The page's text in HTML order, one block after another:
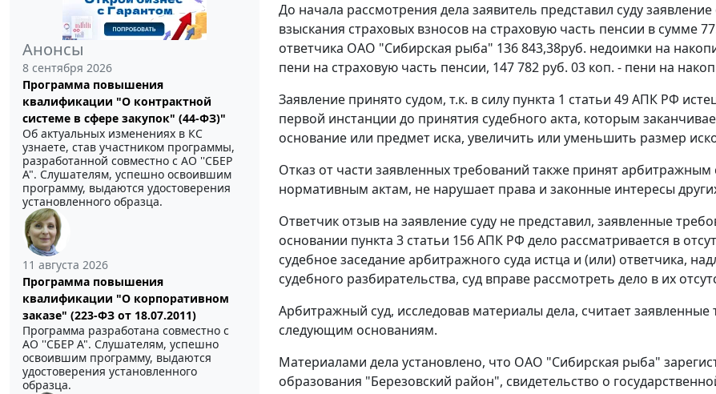
Анонсы
8 сентября 2026
Программа повышения
квалификации "О контрактной
системе в сфере закупок" (44-ФЗ)"
Об актуальных изменениях в КС
узнаете, став участником программы,
разработанной совместно с АО ''СБЕР
А". Слушателям, успешно освоившим
программу, выдаются удостоверения
установленного образца.
11 августа 2026
Программа повышения
квалификации "О корпоративном
заказе" (223-ФЗ от 18.07.2011)
Программа разработана совместно с
АО ''СБЕР А". Слушателям, успешно
освоившим программу, выдаются
удостоверения установленного
образца.
До начала рассмотрения дела заявитель представил суду
взыскания страховых взносов на страховую часть пенсии в сумме
ответчика ОАО "Сибирская рыба" 136 843,38руб. недоимки на
пени на страховую часть пенсии, 147 782 руб. 03 коп. - пени на
Заявление принято судом, т.к. в силу пункта 1 статьи 49АПК РФ
первой инстанции до принятия судебного акта, которым
основание или предмет иска, увеличить или уменьшить размер
Отказ от части заявленных требований также принят
нормативным актам, не нарушает права и законные интересы
Ответчик отзыв на заявление суду не представил, заявленные
основании пункта 3 статьи 156АПК РФ дело рассматривается в
судебное заседание арбитражного суда истца и (или) ответчика,
судебного разбирательства, суд вправе рассмотреть дело в их
Арбитражный суд, исследовав материалы дела, считает
следующим основаниям.
Материалами дела установлено, что ОАО "Сибирская рыба"
образования "Березовский район", свидетельство о